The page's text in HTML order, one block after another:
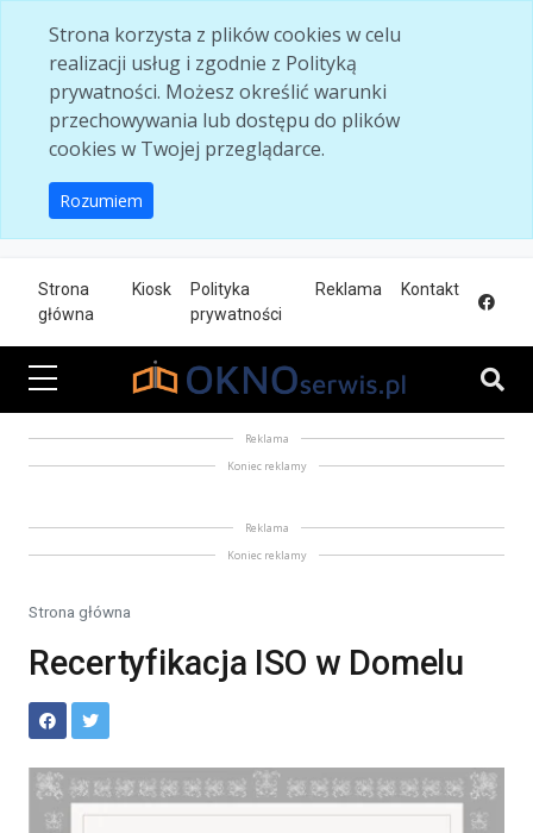
Strona korzysta z plików cookies w celu
realizacji usług i zgodnie z Polityką
prywatności. Możesz określić warunki
przechowywania lub dostępu do plików
cookies w Twojej przeglądarce.
Rozumiem
Strona
główna
Kiosk
Polityka
prywatności
Reklama Kontakt
Reklama
Koniec reklamy
Reklama
Koniec reklamy
Strona główna
Recertyfikacja ISO w Domelu